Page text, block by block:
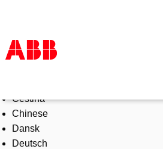
Products & Solutions
Industries
Services
About us
Čeština
Chinese
Dansk
Deutsch